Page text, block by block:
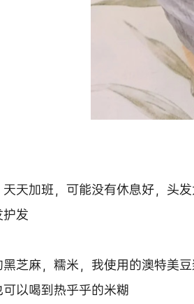
天加班，可能没有休息好，头
发
芝麻，糯米，我使用的澳特美
以喝到热乎乎的米糊